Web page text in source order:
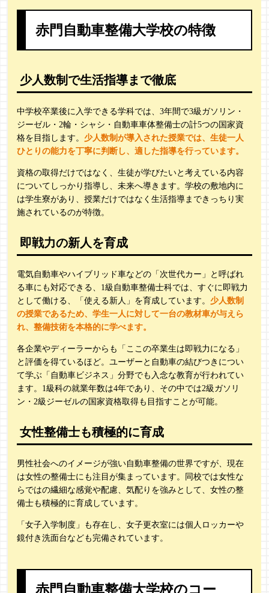
赤門自動車整備大学校の特徴
少人数制で生活指導まで徹底
中学校卒業後に入学できる学科では、3年間で3級ガソリン・
ジーゼル・2輪・シャシ・自動車車体整備士の計5つの国家資
格を目指します。 少人数制が導入された授業では、生徒一人
ひとりの能力を丁寧に判断し、適した指導を行っています。
資格の取得だけではなく、生徒が学びたいと考えている内容
についてしっかり指導し、未来へ導きます。学校の敷地内に
は学生寮があり、授業だけではなく生活指導まできっちり実
施されているのが特徴。
即戦力の新人を育成
電気自動車やハイブリッド車などの「次世代カー」と呼ばれ
る車にも対応できる、1級自動車整備士科では、すぐに即戦力
として働ける、「使える新人」を育成しています。 少人数制
の授業であるため、学生一人に対して一台の教材車が与えら
れ、整備技術を本格的に学べます。
各企業やディーラーからも「ここの卒業生は即戦力になる」
と評価を得ているほど。ユーザーと自動車の結びつきについ
て学ぶ「自動車ビジネス」分野でも入念な教育が行われてい
ます。1級科の就業年数は4年であり、その中では2級ガソリ
ン・2級ジーゼルの国家資格取得も目指すことが可能。
女性整備士も積極的に育成
男性社会へのイメージが強い自動車整備の世界ですが、現在
は女性の整備士にも注目が集まっています。同校では女性な
らではの繊細な感覚や配慮、気配りを強みとして、女性の整
備士も積極的に育成しています。
「女子入学制度」も存在し、女子更衣室には個人ロッカーや
鏡付き洗面台なども完備されています。
赤門自動車整備大学校のコー